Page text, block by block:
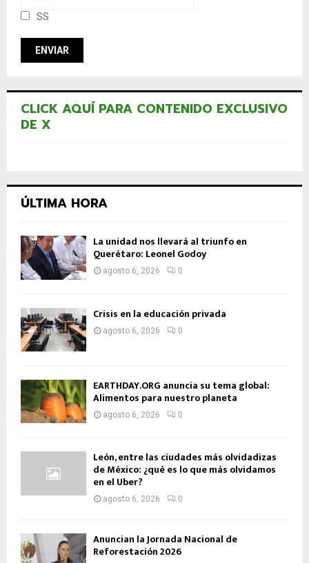
SS
CLICK AQUÍ PARA CONTENIDO EXCLUSIVO
DE X
ÚLTIMA HORA
La unidad nos llevará al triunfo en
Querétaro: Leonel Godoy
agosto 6, 2026 0
Crisis en la educación privada
agosto 6, 2026 0
EARTHDAY.ORG anuncia su tema global:
Alimentos para nuestro planeta
agosto 6, 2026 0
León, entre las ciudades más olvidadizas
de México: ¿qué es lo que más olvidamos
en el Uber?
agosto 6, 2026 0
Anuncian la Jornada Nacional de
Reforestación 2026